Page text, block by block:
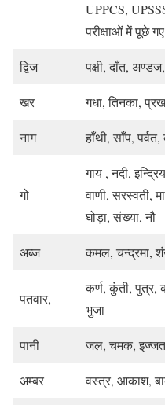
UPPCS,
परीक्षाओं में पूछे
द्विज पक्षी, दाँत,
खर गधा, तिनका,
नाग हाँथी, साँप,
गो
गाय , नदी,
वाणी, सरस्वती,
घोड़ा, संख्या, नौ
अब्ज कमल, चन्द्रमा,
पतवार,
कर्ण, कुंती, पुत्र,
भुजा
पानी जल, चमक, इज्जत,
अम्बर वस्त्र, आकाश,